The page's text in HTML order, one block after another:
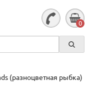
0
(разноцветная рыбка)